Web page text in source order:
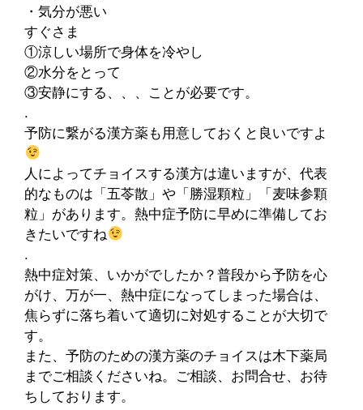
・気分が悪い
すぐさま
①涼しい場所で身体を冷やし
②水分をとって
③安静にする、、、ことが必要です。
.
予防に繋がる漢方薬も用意しておくと良いですよ
人によってチョイスする漢方は違いますが、代表
的なものは「五苓散」や「勝湿顆粒」「麦味参顆
粒」があります。熱中症予防に早めに準備してお
きたいですね
.
熱中症対策、いかがでしたか？普段から予防を心
がけ、万が一、熱中症になってしまった場合は、
焦らずに落ち着いて適切に対処することが大切で
す。
また、予防のための漢方薬のチョイスは木下薬局
までご相談くださいね。ご相談、お問合せ、お待
ちしております。